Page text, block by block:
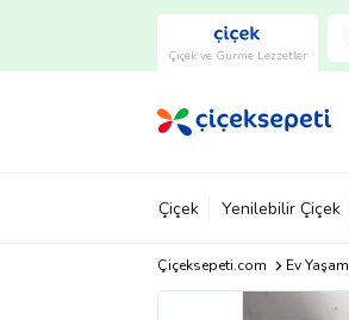
Çiçek ve Gurme Lezzetler
Çiçek Yenilebilir Çiçek
Çiçeksepeti.com Ev Yaşam